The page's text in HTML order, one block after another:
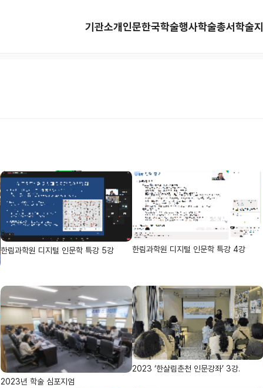
기관소개인문한국학술행사학술총서학술지
한림과학원 디지털 인문학 특강 5강 한림과학원 디지털 인문학 특강 4강
2023년 학술 심포지엄
2023 ‘한살림춘천 인문강좌’ 3강.